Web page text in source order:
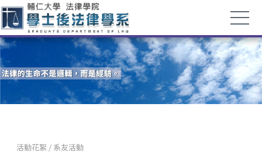
活動花絮 / 系友活動